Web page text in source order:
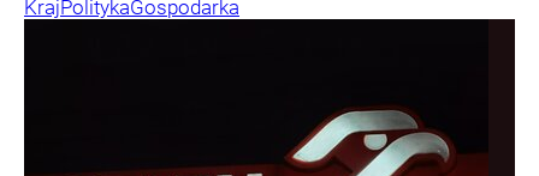
KrajPolitykaGospodarka